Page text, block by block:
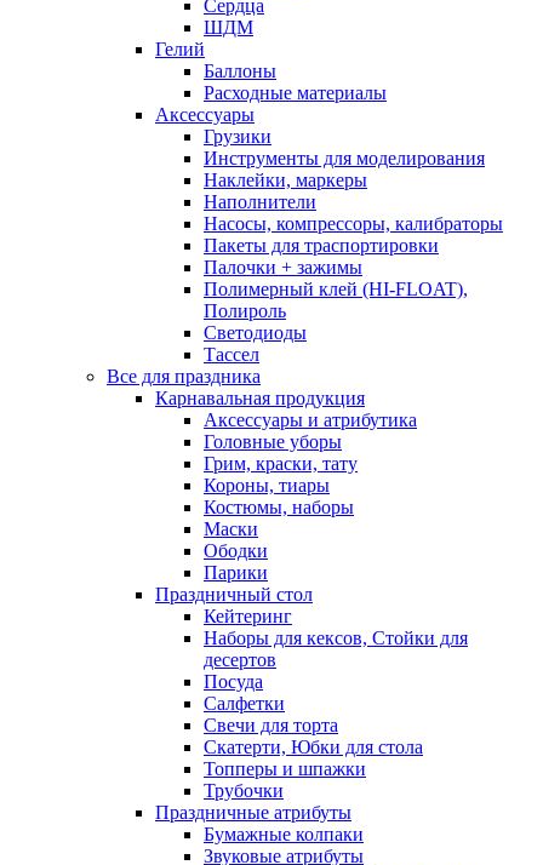
Сердца
ШДМ
Гелий
Баллоны
Расходные материалы
Аксессуары
Грузики
Инструменты для моделирования
Наклейки, маркеры
Наполнители
Насосы, компрессоры, калибраторы
Пакеты для траспортировки
Палочки + зажимы
Полимерный клей (HI-FLOAT),
Полироль
Светодиоды
Тассел
Все для праздника
Карнавальная продукция
Аксессуары и атрибутика
Головные уборы
Грим, краски, тату
Короны, тиары
Костюмы, наборы
Маски
Ободки
Парики
Праздничный стол
Кейтеринг
Наборы для кексов, Стойки для
десертов
Посуда
Салфетки
Свечи для торта
Скатерти, Юбки для стола
Топперы и шпажки
Трубочки
Праздничные атрибуты
Бумажные колпаки
Звуковые атрибуты